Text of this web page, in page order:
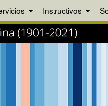
Instructivos